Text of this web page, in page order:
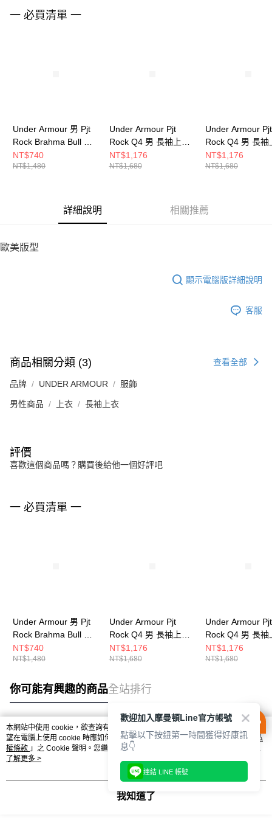
請求用戶進行身份認證。
５．嚴禁一人註冊多個帳號或使用他人資訊註冊。若發現惡意使用之情形，
一 必買清單 一
Under Armour 男 Pjt
Rock Brahma Bull 短
T-Shirt 1386891-100
NT$740
NT$1,480
Under Armour Pjt
Rock Q4 男 長袖上衣
6005014-308
NT$1,176
NT$1,680
Under Armour Pjt
Rock Q4 男 長袖
6005014-002
NT$1,176
NT$1,680
詳細說明 相關推薦
歐美版型
顯示電腦版詳細說明
客服
商品相關分類 (3) 查看全部
品牌 UNDER ARMOUR 服飾
男性商品 上衣 長袖上衣
評價
喜歡這個商品嗎？購買後給他一個好評吧
一 必買清單 一
Under Armour 男 Pjt
Rock Brahma Bull 短
T-Shirt 1386891-100
NT$740
NT$1,480
Under Armour Pjt
Rock Q4 男 長袖上衣
6005014-308
NT$1,176
NT$1,680
Under Armour Pjt
Rock Q4 男 長袖
6005014-002
NT$1,176
NT$1,680
你可能有興趣的商品全站排行
熱門標籤
本網站中使用 cookie，欲查詢有關本網站使用 cookie 方式之詳情，及若您不希
望在電腦上使用 cookie 時應如何變更電腦的 cookie 設定，請參閱本網站「
隱私
權條款 」之 Cookie 聲明。您繼續使用本網站即表示您同意本公司得按本網站使
用條款之 Cookie 聲明使用 cookie。
了解更多 >
我知道了
歡迎加入摩曼頓Line官方帳號
點擊以下按鈕第一時間獲得好康訊
息👇
連結 LINE 帳號